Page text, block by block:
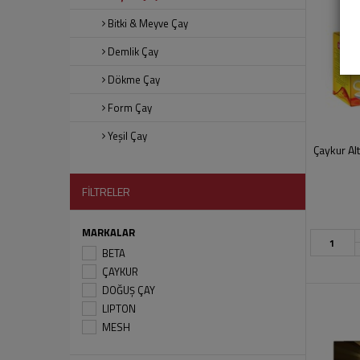
Bitki & Meyve Çay
Demlik Çay
Dökme Çay
Form Çay
Yeşil Çay
FİLTRELER
MARKALAR
BETA
ÇAYKUR
DOĞUŞ ÇAY
LIPTON
MESH
Çaykur